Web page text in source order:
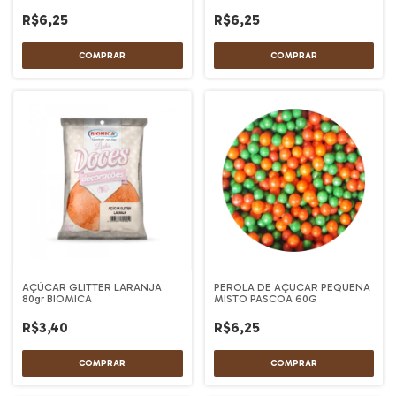
R$6,25 R$6,25
AÇÚCAR GLITTER LARANJA
80gr BIOMICA
R$3,40
PEROLA DE AÇUCAR PEQUENA
MISTO PASCOA 60G
R$6,25